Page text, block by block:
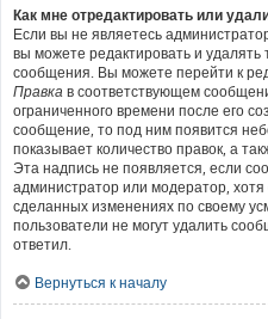
Как мне отредактировать или
Если вы не являетесь
вы можете редактировать и удалять
сообщения. Вы можете перейти к
Правка в соответствующем
ограниченного времени после его
сообщение, то под ним появится
показывает количество правок, а
Эта надпись не появляется, если
администратор или модератор,
сделанных изменениях по своему
пользователи не могут удалить
ответил.
Вернуться к началу